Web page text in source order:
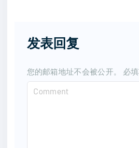
发表回复
您的邮箱地址不会被公开。 必